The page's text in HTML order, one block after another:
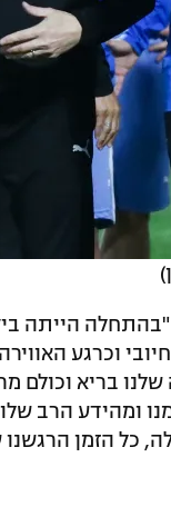
הייתה
וכרגע
בריא וכולם
ומהידע הרב
כל הזמן הרגשנו